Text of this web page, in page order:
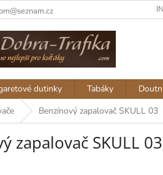
dutinky Tabáky
Benzínový zapalovač SKULL 03
zapalovač SKULL 03